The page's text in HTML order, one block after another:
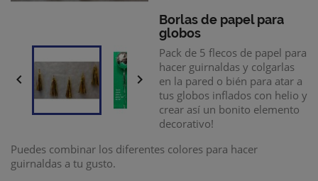
 
Borlas de papel para
globos
Pack de 5 flecos de papel para
hacer guirnaldas y colgarlas
en la pared o bién para atar a
tus globos inflados con helio y
crear así un bonito elemento
decorativo!
Puedes combinar los diferentes colores para hacer
guirnaldas a tu gusto.